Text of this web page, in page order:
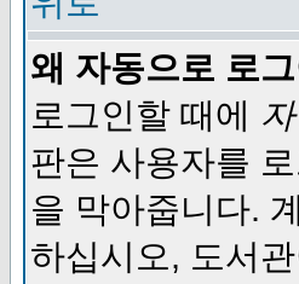
왜 자동으로 로
로그인할 때에
판은 사용자를
을 막아줍니다.
하십시오, 도서